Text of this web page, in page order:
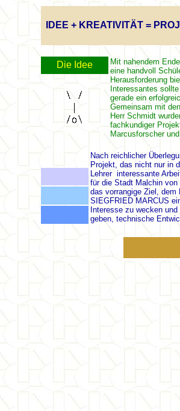
IDEE + KREATIVITÄT =
Die Idee
Mit nahendem
eine handvoll
Herausforderung
Interessantes
gerade ein
Gemeinsam mit
Herr Schmidt
fachkundiger
Marcusforscher
Nach reichlicher
Projekt, das nicht nur in
Lehrer interessante
für die Stadt Malchin
das vorrangige Ziel, dem
SIEGFRIED MARCUS
Interesse zu wecken
geben, technische